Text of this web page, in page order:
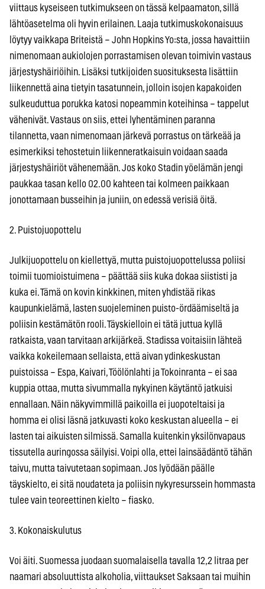
viittaus kyseiseen tutkimukseen on tässä kelpaamaton, sillä
lähtöasetelma oli hyvin erilainen. Laaja tutkimuskokonaisuus
löytyy vaikkapa Briteistä – John Hopkins Yo:sta, jossa havaittiin
nimenomaan aukiolojen porrastamisen olevan toimivin vastaus
järjestyshäiriöihin. Lisäksi tutkijoiden suosituksesta lisättiin
liikennettä aina tietyin tasatunnein, jolloin isojen kapakoiden
sulkeuduttua porukka katosi nopeammin koteihinsa – tappelut
vähenivät. Vastaus on siis, ettei lyhentäminen paranna
tilannetta, vaan nimenomaan järkevä porrastus on tärkeää ja
esimerkiksi tehostetuin liikenneratkaisuin voidaan saada
järjestyshäiriöt vähenemään. Jos koko Stadin yöelämän jengi
paukkaa tasan kello 02.00 kahteen tai kolmeen paikkaan
jonottamaan busseihin ja juniin, on edessä verisiä öitä.
2. Puistojuopottelu
Julkijuopottelu on kiellettyä, mutta puistojuopottelussa poliisi
toimii tuomioistuimena – päättää siis kuka dokaa siististi ja
kuka ei. Tämä on kovin kinkkinen, miten yhdistää rikas
kaupunkielämä, lasten suojeleminen puisto-ördäämiseltä ja
poliisin kestämätön rooli. Täyskielloin ei tätä juttua kyllä
ratkaista, vaan tarvitaan arkijärkeä. Stadissa voitaisiin lähteä
vaikka kokeilemaan sellaista, että aivan ydinkeskustan
puistoissa – Espa, Kaivari, Töölönlahti ja Tokoinranta – ei saa
kuppia ottaa, mutta sivummalla nykyinen käytäntö jatkuisi
ennallaan. Näin näkyvimmillä paikoilla ei juopoteltaisi ja
homma ei olisi läsnä jatkuvasti koko keskustan alueella – ei
lasten tai aikuisten silmissä. Samalla kuitenkin yksilönvapaus
tissutella auringossa säilyisi. Voipi olla, ettei lainsäädäntö tähän
taivu, mutta taivutetaan sopimaan. Jos lyödään päälle
täyskielto, ei sitä noudateta ja poliisin nykyresurssein hommasta
tulee vain teoreettinen kielto – fiasko.
3. Kokonaiskulutus
Voi äiti. Suomessa juodaan suomalaisella tavalla 12,2 litraa per
naamari absoluuttista alkoholia, viittaukset Saksaan tai muihin